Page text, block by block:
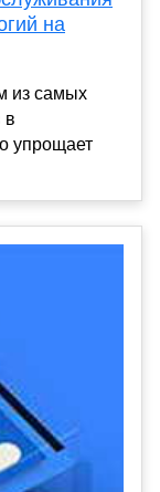
на
из самых
в
упрощает